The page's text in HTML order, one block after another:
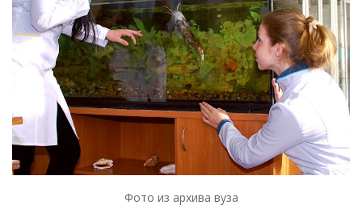
Фото из архива вуза